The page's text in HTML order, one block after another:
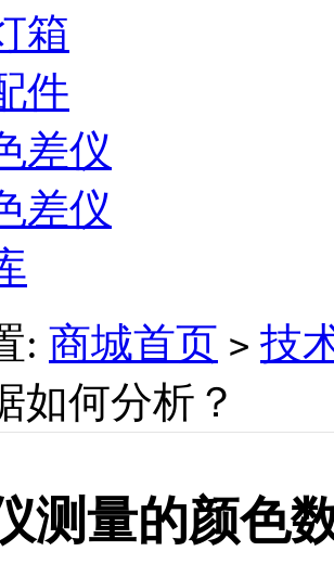
箱
件
差仪
差仪
: 商城首页 > 技
如何分析？
测量的颜色